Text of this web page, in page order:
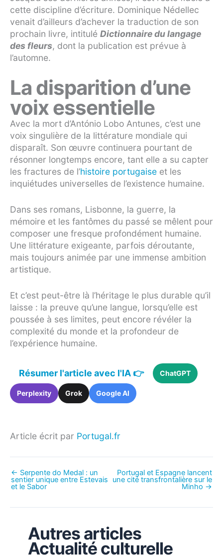
cette discipline d’écriture. Dominique Nédellec
venait d’ailleurs d’achever la traduction de son
prochain livre, intitulé Dictionnaire du langage
des fleurs, dont la publication est prévue à
l’automne.
La disparition d’une
voix essentielle
Avec la mort d’António Lobo Antunes, c’est une
voix singulière de la littérature mondiale qui
disparaît. Son œuvre continuera pourtant de
résonner longtemps encore, tant elle a su capter
les fractures de l’histoire portugaise et les
inquiétudes universelles de l’existence humaine.
Dans ses romans, Lisbonne, la guerre, la
mémoire et les fantômes du passé se mêlent pour
composer une fresque profondément humaine.
Une littérature exigeante, parfois déroutante,
mais toujours animée par une immense ambition
artistique.
Et c’est peut-être là l’héritage le plus durable qu’il
laisse : la preuve qu’une langue, lorsqu’elle est
poussée à ses limites, peut encore révéler la
complexité du monde et la profondeur de
l’expérience humaine.
Résumer l'article avec l'IA 👉 ChatGPT
Perplexity Grok Google AI
Article écrit par Portugal.fr
← Serpente do Medal : un
sentier unique entre Estevais
et le Sabor
Portugal et Espagne lancent
une cité transfrontalière sur le
Minho →
Autres articles
Actualité culturelle